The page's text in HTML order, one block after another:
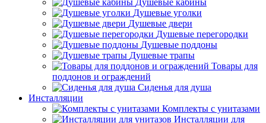
Душевые кабины
Душевые уголки
Душевые двери
Душевые перегородки
Душевые поддоны
Душевые трапы
Товары для
поддонов и ограждений
Сиденья для душа
Инсталляции
Комплекты с унитазами
Инсталляции для